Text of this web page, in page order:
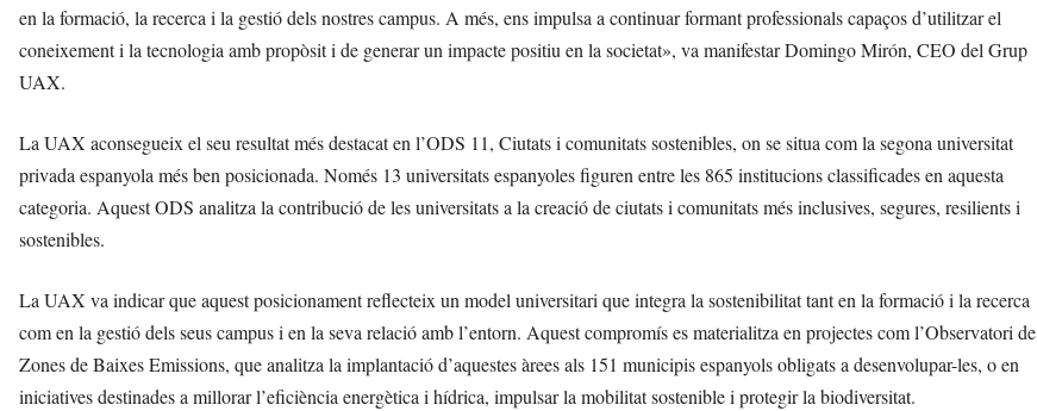
en la formació, la recerca i la gestió dels nostres campus. A més, ens impulsa a continuar formant professionals capaços d’utilitzar el
coneixement i la tecnologia amb propòsit i de generar un impacte positiu en la societat», va manifestar Domingo Mirón, CEO del Grup
UAX.
La UAX aconsegueix el seu resultat més destacat en l’ODS 11, Ciutats i comunitats sostenibles, on se situa com la segona universitat
privada espanyola més ben posicionada. Només 13 universitats espanyoles figuren entre les 865 institucions classificades en aquesta
categoria. Aquest ODS analitza la contribució de les universitats a la creació de ciutats i comunitats més inclusives, segures, resilients i
sostenibles.
La UAX va indicar que aquest posicionament reflecteix un model universitari que integra la sostenibilitat tant en la formació i la recerca
com en la gestió dels seus campus i en la seva relació amb l’entorn. Aquest compromís es materialitza en projectes com l’Observatori de
Zones de Baixes Emissions, que analitza la implantació d’aquestes àrees als 151 municipis espanyols obligats a desenvolupar-les, o en
iniciatives destinades a millorar l’eficiència energètica i hídrica, impulsar la mobilitat sostenible i protegir la biodiversitat.